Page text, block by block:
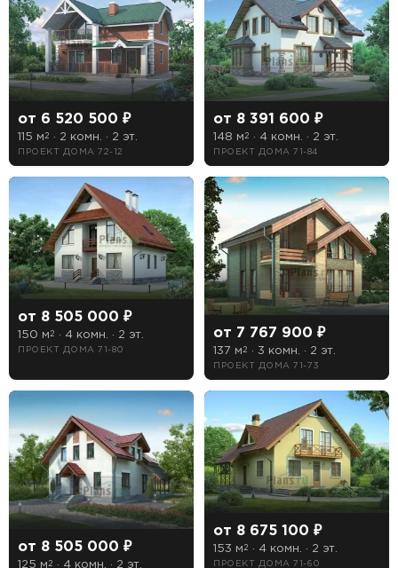
от 6 520 500 ₽
115 м 2 · 2 комн. · 2 эт.
ПРОЕКТ ДОМА 72-12
от 8 391 600 ₽
148 м 2 · 4 комн. · 2 эт.
ПРОЕКТ ДОМА 71-84
от 8 505 000 ₽
150 м2 · 4 комн. · 2 эт.
ПРОЕКТ ДОМА 71-80
от 7 767 900 ₽
137 м 2 · 3 комн. · 2 эт.
ПРОЕКТ ДОМА 71-73
от 8 505 000 ₽
125 м 2 · 4 комн. · 2 эт.
от 8 675 100 ₽
153 м2 · 4 комн. · 2 эт.
ПРОЕКТ ДОМА 71-60